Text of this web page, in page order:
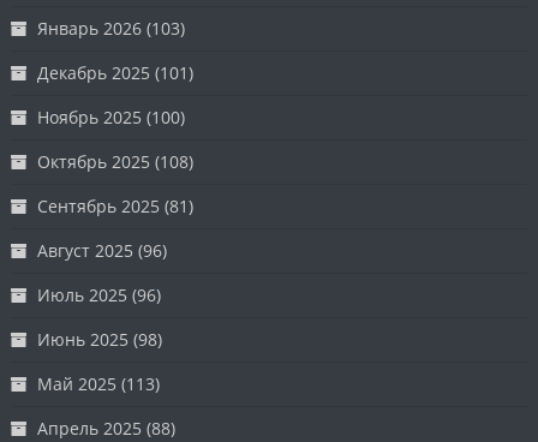
Январь 2026 (103)
Декабрь 2025 (101)
Ноябрь 2025 (100)
Октябрь 2025 (108)
Сентябрь 2025 (81)
Август 2025 (96)
Июль 2025 (96)
Июнь 2025 (98)
Май 2025 (113)
Апрель 2025 (88)